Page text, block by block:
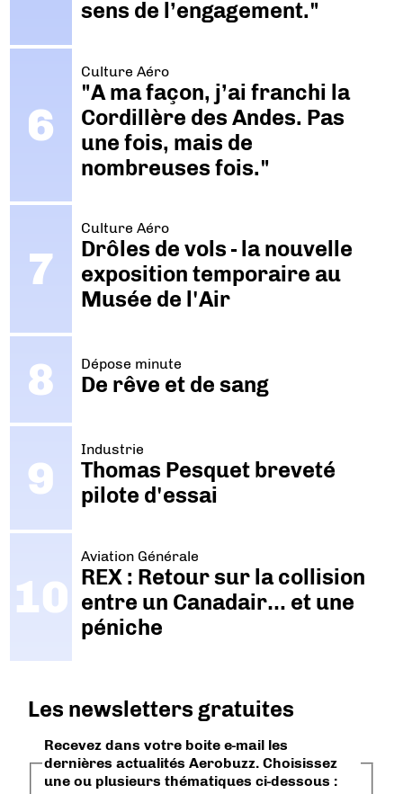
sens de l’engagement."
Culture Aéro
"A ma façon, j’ai franchi la
Cordillère des Andes. Pas
une fois, mais de
nombreuses fois."
Culture Aéro
Drôles de vols - la nouvelle
exposition temporaire au
Musée de l'Air
Dépose minute
De rêve et de sang
Industrie
Thomas Pesquet breveté
pilote d'essai
Aviation Générale
REX : Retour sur la collision
entre un Canadair… et une
péniche
Les newsletters gratuites
Recevez dans votre boite e-mail les
dernières actualités Aerobuzz. Choisissez
une ou plusieurs thématiques ci-dessous :